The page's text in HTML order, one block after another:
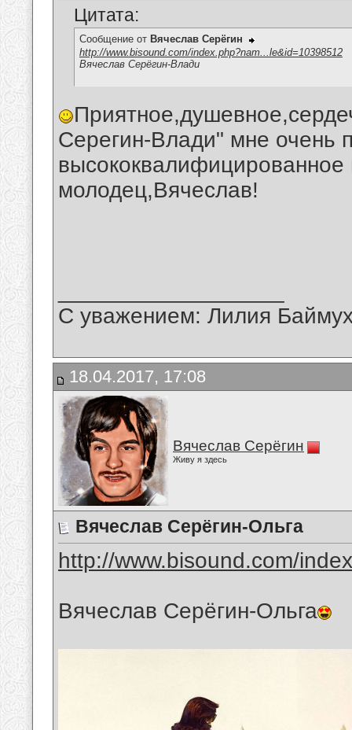
Цитата:
Сообщение от Вячеслав Серёгин
http://www.bisound.com/index.php?nam...le&id=10398512
Вячеслав Серёгин-Влади
Серегин-Влади" мне очень
молодец,Вячеслав!
С уважением: Лилия
18.04.2017, 17:08
Вячеслав Серёгин
Живу я здесь
Вячеслав Серёгин-Ольга
http://www.bisound.com/
Вячеслав Серёгин-Ольга